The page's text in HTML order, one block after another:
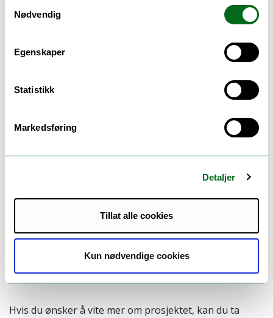
Nødvendig
Egenskaper
Statistikk
Markedsføring
Detaljer
Tillat alle cookies
Kun nødvendige cookies
et pilotprosjekt for bruk av generativ kunstig
intelligens som medveileder for Masterstudenter i
(ISK)
kunstig intelligens (genKI) kan supplere
nordisk og norsk ved Institutt for språk og
litteratur (ISK) og Institutt for Lærerutdanning og
skal på sikt utvides til andre institutter og
Prosjektet finansieres med midler fra Program for
utdanningskvalitet (PUK) ved UiT.
Hvis du ønsker å vite mer om prosjektet, kan du ta